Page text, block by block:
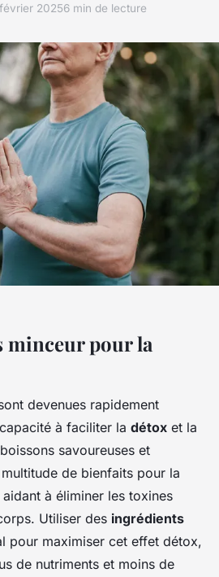
20256 min de lecture
minceur pour la
devenues rapidement
à faciliter la détox et la
savoureuses et
de bienfaits pour la
à éliminer les toxines
Utiliser des ingrédients
pour maximiser cet effet détox,
de nutriments et moins de